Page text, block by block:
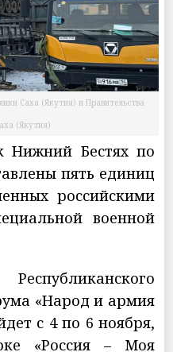
Саха (Якутия) и Правительства
(Якутия)
Нижний Бестях по
пять единиц
российскими
военной
«Народ и армия
с 4 по 6 ноября,
«Россия – Моя